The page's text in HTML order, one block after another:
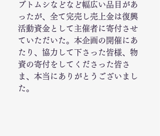
ブトムシなどなど幅広い品目があ
ったが、全て完売し売上金は復興
活動資金として主催者に寄付させ
ていただいた。本企画の開催にあ
たり、協力して下さった皆様、物
資の寄付をしてくださった皆さ
ま、本当にありがとうございまし
た。